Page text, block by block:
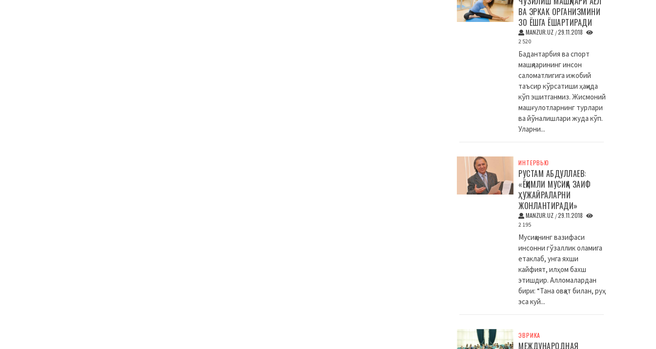
ВА ЭРКАК ОРГАНИЗМИНИ
30 ЁШГА ЁШАРТИРАДИ
MANZUR.UZ /29.11.2018
2 520
Бадантарбия ва спорт
машқларининг инсон
саломатлигига ижобий
таъсир кўрсатиши ҳақида
кўп эшитганмиз. Жисмоний
машғулотларнинг турлари
ва йўналишлари жуда кўп.
Уларни...
ИНТЕРВЬЮ
РУСТАМ АБДУЛЛАЕВ:
«ЁҚИМЛИ МУСИҚА ЗАИФ
ҲУЖАЙРАЛАРНИ
ЖОНЛАНТИРАДИ»
MANZUR.UZ /29.11.2018
2 195
Мусиқанинг вазифаси
инсонни гўзаллик оламига
етаклаб, унга яхши
кайфият, илҳом бахш
этишдир. Алломалардан
бири: “Тана овқат билан, руҳ
эса куй...
ЭВРИКА
МЕЖДУНАРОДНАЯ